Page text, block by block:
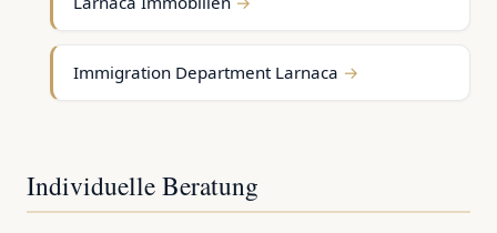
Immigration Department Larnaca
Individuelle Beratung